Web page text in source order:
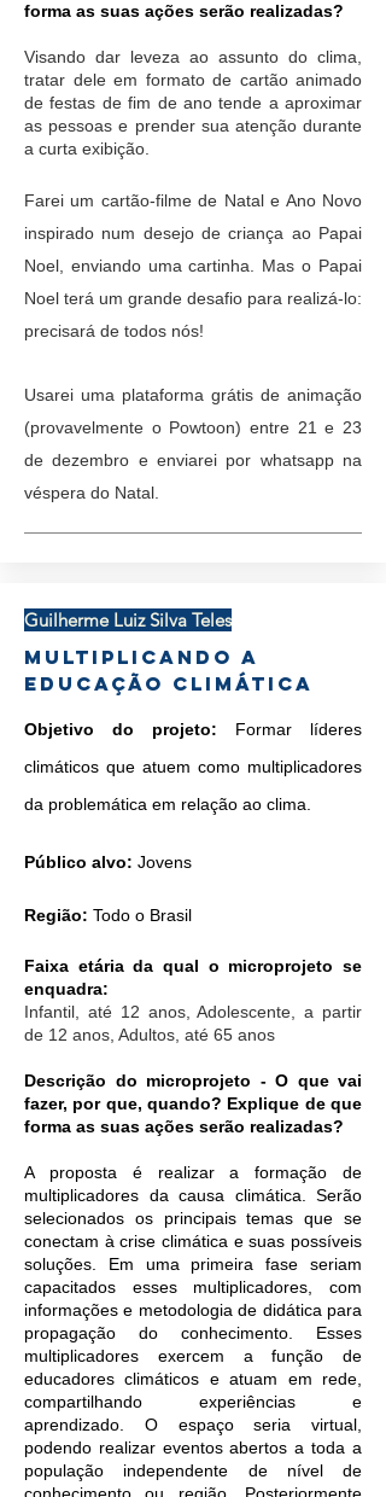
forma as suas ações serão realizadas?
Visando dar leveza ao assunto do clima,
tratar dele em formato de cartão animado
de festas de fim de ano tende a aproximar
as pessoas e prender sua atenção durante
a curta exibição.
Farei um cartão-filme de Natal e Ano Novo
inspirado num desejo de criança ao Papai
Noel, enviando uma cartinha. Mas o Papai
Noel terá um grande desafio para realizá-lo:
precisará de todos nós!
Usarei uma plataforma grátis de animação
(provavelmente o Powtoon) entre 21 e 23
de dezembro e enviarei por whatsapp na
véspera do Natal.
Guilherme Luiz Silva Teles
Multiplicando a
Educação Climática
Objetivo do projeto: Formar líderes
climáticos que atuem como multiplicadores
da problemática em relação ao clima.
Público alvo: Jovens
Região: Todo o Brasil
Faixa etária da qual o microprojeto se
enquadra:
Infantil, até 12 anos, Adolescente, a partir
de 12 anos, Adultos, até 65 anos
Descrição do microprojeto - O que vai
fazer, por que, quando? Explique de que
forma as suas ações serão realizadas?
A proposta é realizar a formação de
multiplicadores da causa climática. Serão
selecionados os principais temas que se
conectam à crise climática e suas possíveis
soluções. Em uma primeira fase seriam
capacitados esses multiplicadores, com
informações e metodologia de didática para
propagação do conhecimento. Esses
multiplicadores exercem a função de
educadores climáticos e atuam em rede,
compartilhando experiências e
aprendizado. O espaço seria virtual,
podendo realizar eventos abertos a toda a
população independente de nível de